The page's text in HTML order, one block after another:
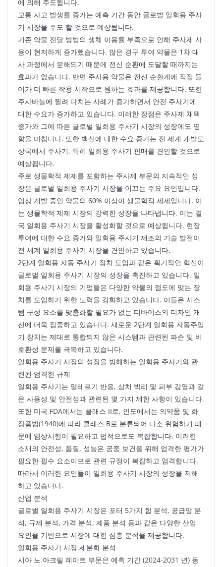
에 의해 주도됩니다.
교통 사고 발생률 증가는 예측 기간 동안 글로벌 일회용 주사
기 시장을 주도 할 것으로 예상됩니다.
기존 약물 전달 방법의 생체 이용률 부족으로 인해 주사제 사
용이 현저하게 증가했습니다. 많은 경구 투여 약물은 1차 대
사 과정에서 분해되기 때문에 전신 순환에 도달할 때까지는
효과가 없습니다. 반면 주사용 약물은 전신 순환계에 직접 들
어가 더 빠른 작용 시작으로 원하는 효과를 제공합니다. 또한
주사바늘에 찔려 다치는 사례가 증가하면서 안전 주사기에
대한 수요가 증가하고 있습니다. 이러한 장점은 주사제 채택
증가와 그에 따른 글로벌 일회용 주사기 시장의 성장에도 영
향을 미칩니다. 또한 백신에 대한 수요 증가는 전 세계 개발도
상국에서 주사기, 특히 일회용 주사기 판매를 견인할 것으로
예상됩니다.
주로 생물학적 제제를 포함하는 주사제 부문의 지속적인 성
장은 글로벌 일회용 주사기 시장을 이끄는 주요 요인입니다.
임상 개발 중인 약물의 60% 이상이 생물학적 제제입니다. 이
는 생물학적 제제 시장의 강력한 성장을 나타냅니다. 이는 결
국 일회용 주사기 시장을 활성화할 것으로 예상됩니다. 현장
투여에 대한 수요 증가와 일회용 주사기 제조의 기술 발전이
전 세계 일회용 주사기 시장을 견인하고 있습니다.
2단계 일회용 자동 주사기 장치 도입과 같은 획기적인 혁신이
글로벌 일회용 주사기 시장의 성장을 촉진하고 있습니다. 일
회용 주사기 시장의 기업들은 다양한 약물의 점도에 맞는 장
치를 도입하기 위한 노력을 강화하고 있습니다. 이들은 시스
템 구성 요소를 맞춤화할 필요가 없는 디바이스의 디자인 개
선에 더욱 집중하고 있습니다. 새로운 2단계 일회용 자동주입
기 장치는 제대로 통합되지 않은 시스템과 관련된 파손 및 비
호환성 문제를 극복하고 있습니다.
일회용 주사기 시장의 성장을 방해하는 일회용 주사기와 관
련된 엄격한 규제
일회용 주사기는 알레르기 반응, 상처 박리 및 피부 감염과 같
은 사용성 및 안전성과 관련된 몇 가지 제한 사항이 있습니다.
또한 미국 FDA에서는 클래스 II로, 인도에서는 의약품 및 화
장품법(1940)에 따라 클래스 B로 분류되어 다소 위험하기 때
문에 임상시험이 필요하고 법적으로도 복잡합니다. 이러한
소재의 안전성, 품질, 성능은 공중 보건을 위해 엄격한 평가가
필요한 필수 요소이므로 관련 규정이 복잡하고 엄격합니다.
따라서 이러한 요인들이 일회용 주사기 시장의 성장을 저해
하고 있습니다.
산업 분석
글로벌 일회용 주사기 시장은 포터 5가지 힘 분석, 공급망 분
석, 규제 분석, 가격 분석, 제품 분석 등과 같은 다양한 산업
요인을 기반으로 시장에 대한 심층 분석을 제공합니다.
일회용 주사기 시장 세분화 분석
시아 노 아크릴 레이트 부문은 예측 기간 (2024-2031 년) 동